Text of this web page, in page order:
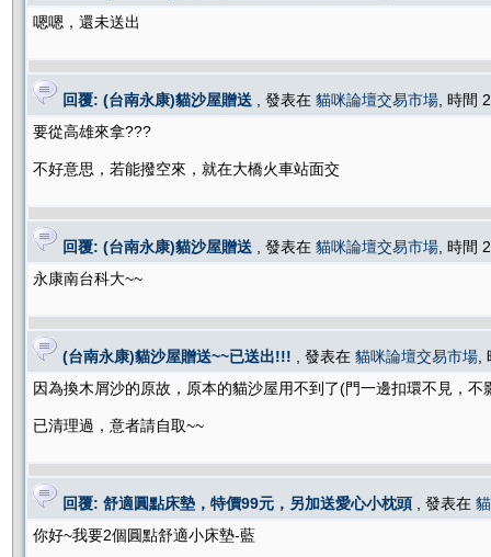
嗯嗯，還未送出
回覆: (台南永康)貓沙屋贈送 , 發表在 貓咪論壇交易市場 , 時間
要從高雄來拿???
不好意思，若能撥空來，就在大橋火車站面交
回覆: (台南永康)貓沙屋贈送 , 發表在 貓咪論壇交易市場 , 時間
永康南台科大~~
(台南永康)貓沙屋贈送~~已送出!!! , 發表在 貓咪論壇交易市場
因為換木屑沙的原故，原本的貓沙屋用不到了(門一邊扣環不見，不
已清理過，意者請自取~~
回覆: 舒適圓點床墊，特價99元，另加送愛心小枕頭 , 發表在
你好~我要2個圓點舒適小床墊-藍